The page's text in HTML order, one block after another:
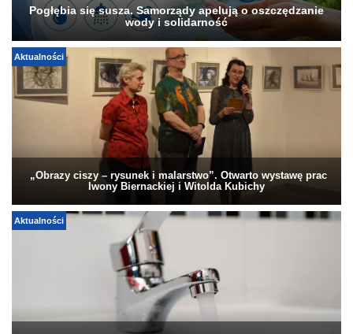
Pogłębia się susza. Samorządy apelują o oszczędzanie
wody i solidarność
Aktualności
„Obrazy ciszy – rysunek i malarstwo”. Otwarto wystawę prac
Iwony Biernackiej i Witolda Kubichy
Aktualności